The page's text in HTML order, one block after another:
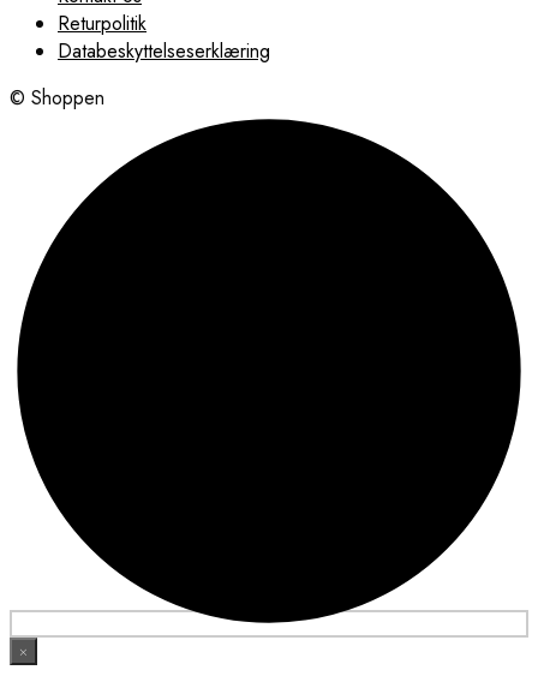
Returpolitik
Databeskyttelseserklæring
© Shoppen
×